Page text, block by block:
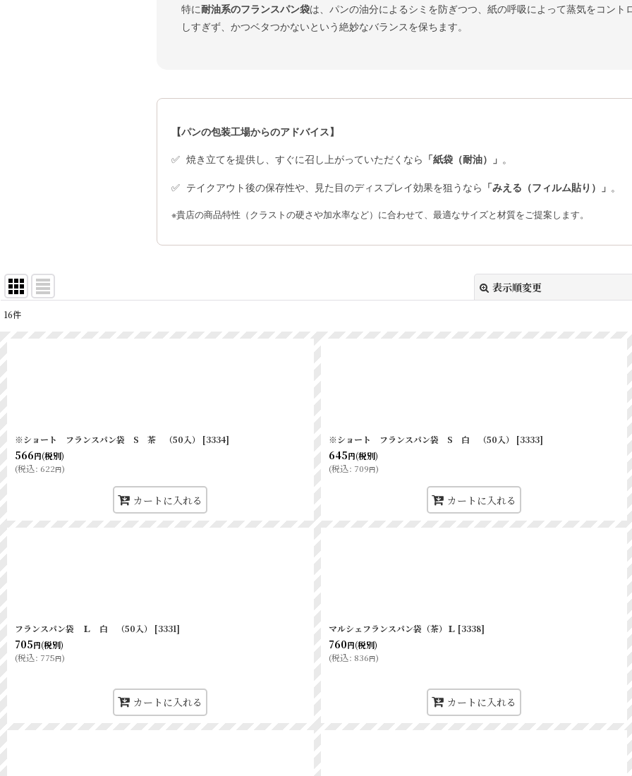
特に耐油系のフランスパン袋は、パンの油分によるシミを防ぎつつ、紙の呼吸によって蒸気をコント
しすぎず、かつベタつかないという絶妙なバランスを保ちます。
【パンの包装工場からのアドバイス】
焼き立てを提供し、すぐに召し上がっていただくなら 「紙袋（耐油）」 。
テイクアウト後の保存性や、見た目のディスプレイ効果を狙うなら 「みえる（フィルム貼り）」 。
※貴店の商品特性（クラストの硬さや加水率など）に合わせて、最適なサイズと材質をご提案します。
表示順変更
16件
※ショート フランスパン袋 S 茶 （50入） [3334]
566円(税別)
(税込: 622円)
カートに入れる
※ショート フランスパン袋 S 白 （50入） [3333]
645円(税別)
(税込: 709円)
カートに入れる
フランスパン袋 Ｌ 白 （50入） [3331]
705円(税別)
(税込: 775円)
カートに入れる
マルシェフランスパン袋（茶）Ｌ [3338]
760円(税別)
(税込: 836円)
カートに入れる